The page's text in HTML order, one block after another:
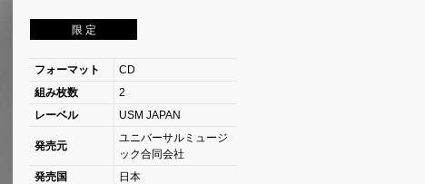
限 定
フォーマット
CD
組み枚数
2
レーベル
USM JAPAN
発売元
ユニバーサルミュージ
ック合同会社
発売国
日本